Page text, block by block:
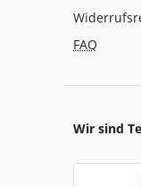
FAQ
Wir sind